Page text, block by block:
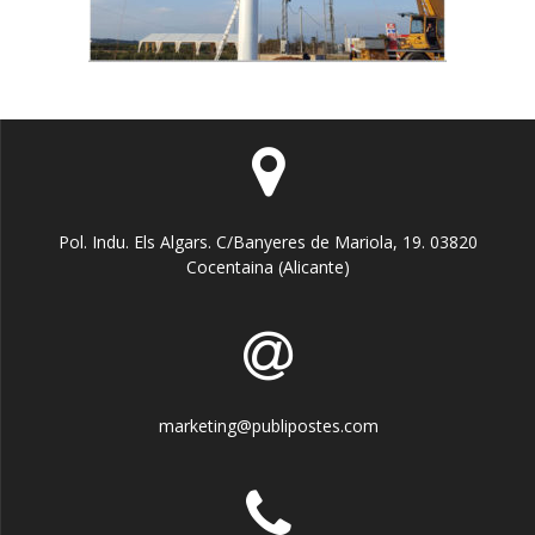
Pol. Indu. Els Algars. C/Banyeres de Mariola, 19. 03820
Cocentaina (Alicante)
marketing@publipostes.com